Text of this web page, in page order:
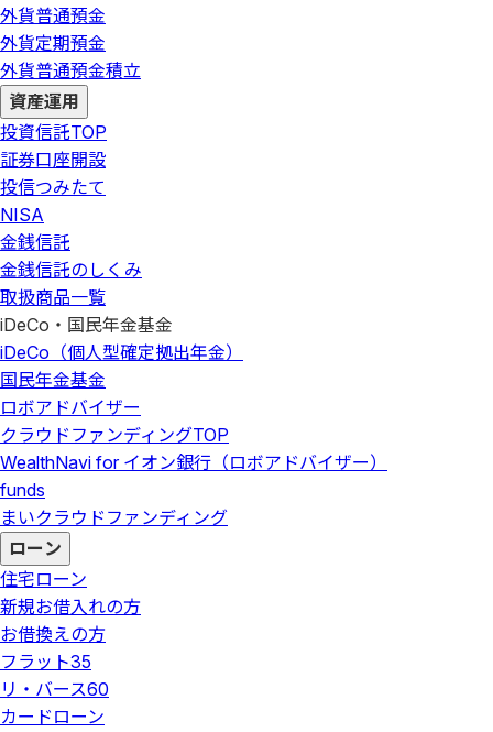
外貨普通預金
外貨定期預金
外貨普通預金積立
資産運用
投資信託TOP
証券口座開設
投信つみたて
NISA
金銭信託
金銭信託のしくみ
取扱商品一覧
iDeCo・国民年金基金
iDeCo（個人型確定拠出年金）
国民年金基金
ロボアドバイザー
クラウドファンディングTOP
WealthNavi for イオン銀行（ロボアドバイザー）
funds
まいクラウドファンディング
ローン
住宅ローン
新規お借入れの方
お借換えの方
フラット35
リ・バース60
カードローン